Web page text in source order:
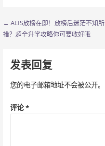
文
导
航
← AEIS放榜在即！放榜后迷茫不知所
措？超全升学攻略你可要收好哦
发表回复
您的电子邮箱地址不会被公开。
评论*